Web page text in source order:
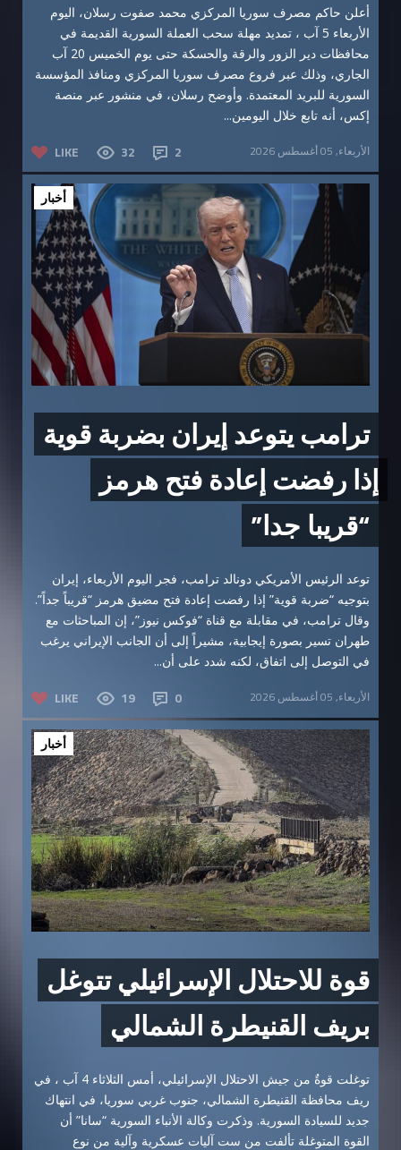
أعلن حاكم مصرف سوريا المركزي محمد صفوت رسلان، اليوم
الأربعاء 5 آب ، تمديد مهلة سحب العملة السورية القديمة في
محافظات دير الزور والرقة والحسكة حتى يوم الخميس 20 آب
الجاري، وذلك عبر فروع مصرف سوريا المركزي ومنافذ المؤسسة
السورية للبريد المعتمدة. وأوضح رسلان، في منشور عبر منصة
إكس، أنه تابع خلال اليومين...
LIKE 32 2 الأربعاء, 05 أغسطس 2026
أخبار
ترامب يتوعد إيران بضربة قوية
إذا رفضت إعادة فتح هرمز
“قريبا جدا”
توعد الرئيس الأمريكي دونالد ترامب، فجر اليوم الأربعاء، إيران
بتوجيه “ضربة قوية” إذا رفضت إعادة فتح مضيق هرمز “قريباً جداً”.
وقال ترامب، في مقابلة مع قناة “فوكس نيوز”، إن المباحثات مع
طهران تسير بصورة إيجابية، مشيراً إلى أن الجانب الإيراني يرغب
في التوصل إلى اتفاق، لكنه شدد على أن...
LIKE 19 0 الأربعاء, 05 أغسطس 2026
أخبار
قوة للاحتلال الإسرائيلي تتوغل
بريف القنيطرة الشمالي
توغلت قوةٌ من جيش الاحتلال الإسرائيلي، أمس الثلاثاء 4 آب ، في
ريف محافظة القنيطرة الشمالي، جنوب غربي سوريا، في انتهاك
جديد للسيادة السورية. وذكرت وكالة الأنباء السورية “سانا” أن
القوة المتوغلة تألفت من ست آليات عسكرية وآلية من نوع